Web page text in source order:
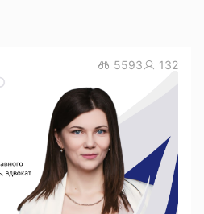
5593 132